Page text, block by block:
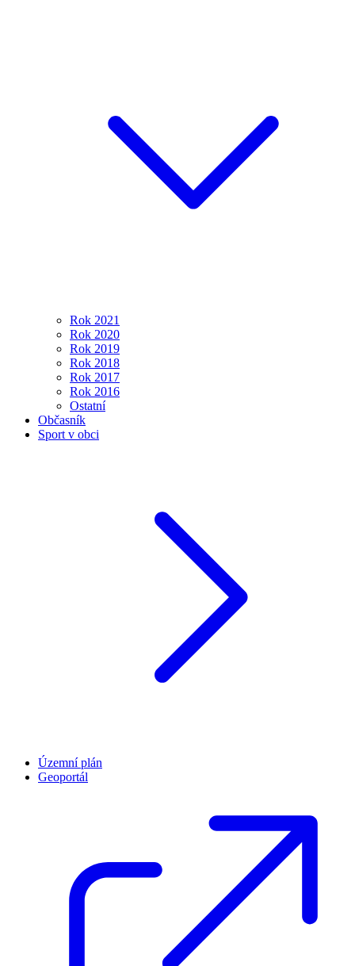
Rok 2021
Rok 2020
Rok 2019
Rok 2018
Rok 2017
Rok 2016
Ostatní
Občasník
Sport v obci
Územní plán
Geoportál